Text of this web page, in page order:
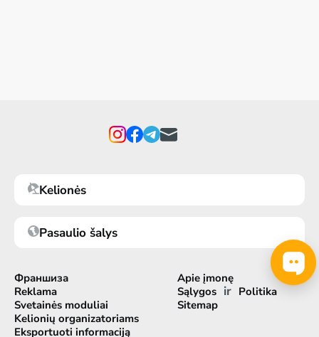
Kelionės
Pasaulio šalys
Франшиза
Reklama
Svetainės moduliai
Kelionių organizatoriams
Eksportuoti informaciją
Apie įmonę
Sąlygos ir Politika
Sitemap